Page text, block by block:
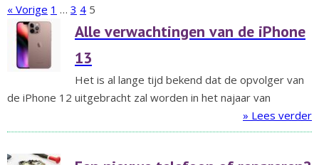
« Vorige 1 … 3 4 5
Alle verwachtingen van de iPhone
13
Het is al lange tijd bekend dat de opvolger van
de iPhone 12 uitgebracht zal worden in het najaar van
» Lees verder